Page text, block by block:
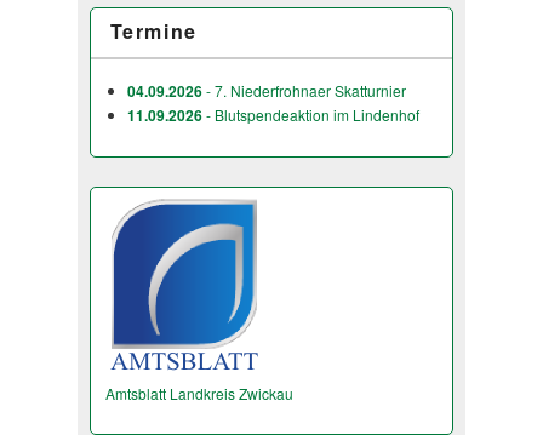
Termine
04.09.2026- 7. Niederfrohnaer Skatturnier
11.09.2026- Blutspendeaktion im Lindenhof
Amtsblatt Landkreis Zwickau